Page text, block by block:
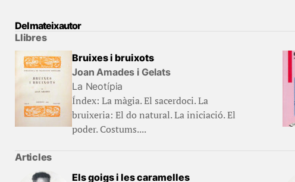
Del mateix autor
Llibres
Bruixes i bruixots
Joan Amades i Gelats
La Neotípia
Índex: La màgia. El sacerdoci. La
bruixeria: El do natural. La iniciació. El
poder. Costums....
Articles
Els goigs i les caramelles